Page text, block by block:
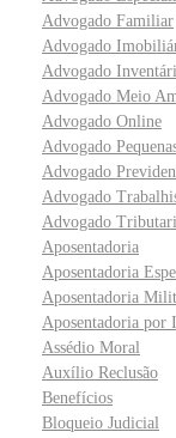
Advogado Familiar
Advogado
Advogado
Advogado Meio
Advogado Online
Advogado
Advogado
Advogado
Advogado
Aposentadoria
Aposentadoria
Aposentadoria
Aposentadoria por
Assédio Moral
Auxílio Reclusão
Benefícios
Bloqueio Judicial